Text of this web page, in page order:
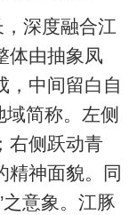
深度融合江
体由抽象凤
，中间留白自
域简称。左侧
右侧跃动青
精神面貌。同
意象。江豚